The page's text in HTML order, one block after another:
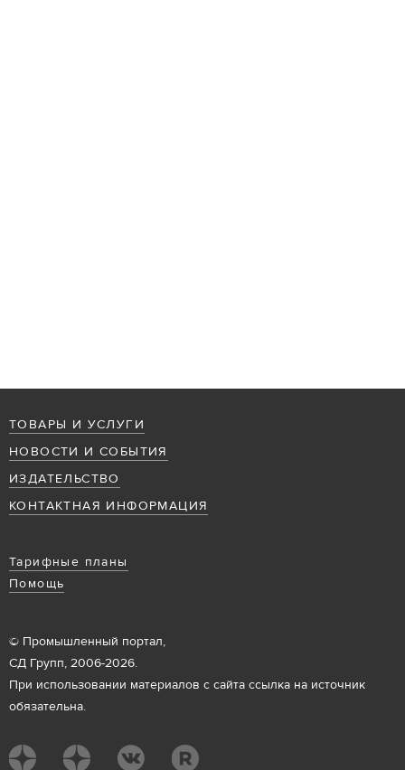
ТОВАРЫ И УСЛУГИ
НОВОСТИ И СОБЫТИЯ
ИЗДАТЕЛЬСТВО
КОНТАКТНАЯ ИНФОРМАЦИЯ
Тарифные планы
Помощь
© Промышленный портал,
СД Групп, 2006-2026.
При использовании материалов с сайта ссылка на источник
обязательна.